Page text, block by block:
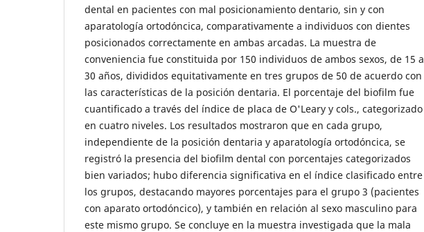
dental en pacientes con mal posicionamiento dentario, sin y con
aparatología ortodóncica, comparativamente a individuos con dientes
posicionados correctamente en ambas arcadas. La muestra de
conveniencia fue constituida por 150 individuos de ambos sexos, de 15 a
30 años, divididos equitativamente en tres grupos de 50 de acuerdo con
las características de la posición dentaria. El porcentaje del biofilm fue
cuantificado a través del índice de placa de O'Leary y cols., categorizado
en cuatro niveles. Los resultados mostraron que en cada grupo,
independiente de la posición dentaria y aparatología ortodóncica, se
registró la presencia del biofilm dental con porcentajes categorizados
bien variados; hubo diferencia significativa en el índice clasificado entre
los grupos, destacando mayores porcentajes para el grupo 3 (pacientes
con aparato ortodóncico), y también en relación al sexo masculino para
este mismo grupo. Se concluye en la muestra investigada que la mala